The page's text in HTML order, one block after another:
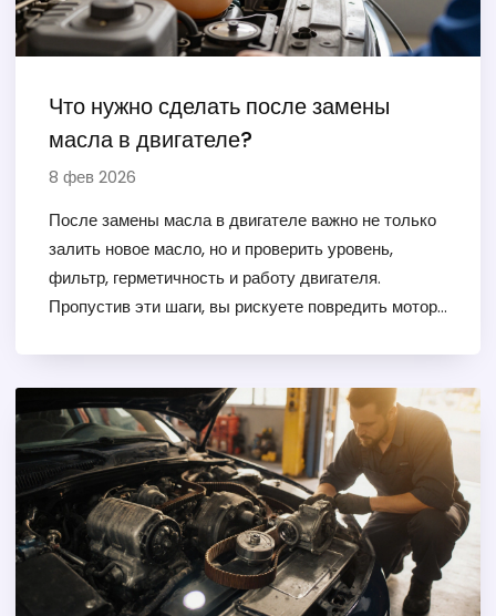
Что нужно сделать после замены
масла в двигателе?
8 фев 2026
После замены масла в двигателе важно не только
залить новое масло, но и проверить уровень,
фильтр, герметичность и работу двигателя.
Пропустив эти шаги, вы рискуете повредить мотор.